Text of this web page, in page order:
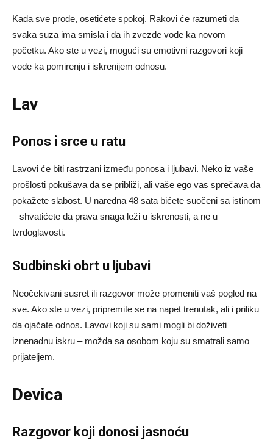
Kada sve prođe, osetićete spokoj. Rakovi će razumeti da
svaka suza ima smisla i da ih zvezde vode ka novom
početku. Ako ste u vezi, mogući su emotivni razgovori koji
vode ka pomirenju i iskrenijem odnosu.
Lav
Ponos i srce u ratu
Lavovi će biti rastrzani između ponosa i ljubavi. Neko iz vaše
prošlosti pokušava da se približi, ali vaše ego vas sprečava da
pokažete slabost. U naredna 48 sata bićete suočeni sa istinom
– shvatićete da prava snaga leži u iskrenosti, a ne u
tvrdoglavosti.
Sudbinski obrt u ljubavi
Neočekivani susret ili razgovor može promeniti vaš pogled na
sve. Ako ste u vezi, pripremite se na napet trenutak, ali i priliku
da ojačate odnos. Lavovi koji su sami mogli bi doživeti
iznenadnu iskru – možda sa osobom koju su smatrali samo
prijateljem.
Devica
Razgovor koji donosi jasnoću